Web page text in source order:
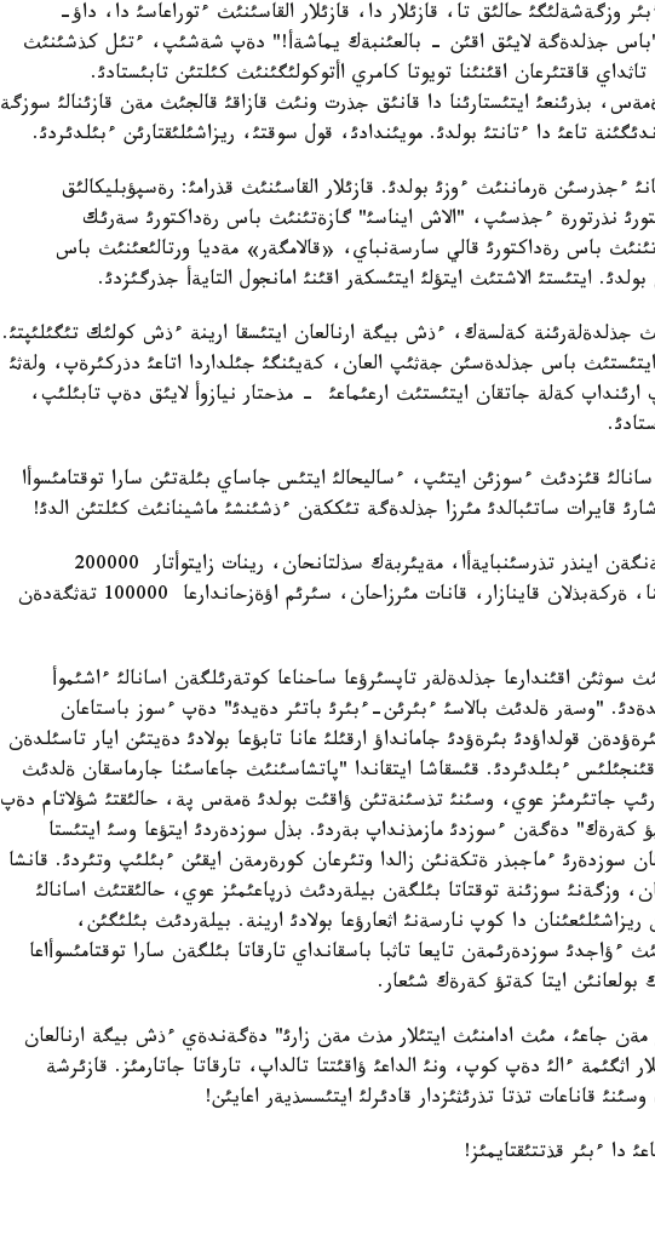
وزگةشةلئگئ حالئق تا، قازئلار دا، قازئلار القاسئنئث ءتوراعاسئ دا، داؤ-
"باس جذلدةگة لايئق اقئن - بالعئنبةك يماشةأ!" دةپ شةشئپ، ءتئل كذشئنئث
قاقتئرعان اقئنئنا تويوتا كامري اأتوكولئگئنئث كئلتئن تابئستادئ.
بذرئنعئ ايتئستارئنا دا قانئق جذرت ونئث قازاقئ قالجئث مةن قازئنالئ سوزگة
تاعئ دا ءتانتئ بولدئ. مويئندادئ، قول سوقتئ، ريزاشئلئقتارئن ءبئلدئردئ.
ءجذرسئن ةرماننئث ءوزئ بولدئ. قازئلار القاسئنئث قذرامئ: رةسپؤبليكالئق
نذرتورة ءجذسئپ، "الاش ايناسئ" گازةتئنئث باس رةداكتورئ سةرئك
باس رةداكتورئ قالي سارسةنباي، «قالامگةر» مةديا ورتالئعئنئث باس
ايتئستئ الاشتئث ايتؤلئ ايتئسكةر اقئنئ امانجول التايةأ جذرگئزدئ.
جذلدةلةرئنة كةلسةك، ءذش بيگة ارنالعان ايتئسقا ارينة ءذش كولئك تئگئلئپتئ.
ايتئستئث باس جذلدةسئن جةثئپ العان، كةيئنگئ جئلداردا اتاعئ دذركئرةپ، ولةثئ
كةلة جاتقان ايتئستئث ارعئماعئ - مذحتار نيازوأ لايئق دةپ تابئلئپ،
قئزدئث ءسوزئن ايتئپ، ءساليحالئ ايتئس جاساي بئلةتئن سارا توقتامئسوأا
قايرات ساتئبالدئ مئرزا جذلدةگة تئككةن ءذشئنشئ ماشينانئث كئلتئن الدئ!
ودان كةيئنگئ جذلدةلةردئ يةلةنگةن اينذر تذرسئنبايةأا، مةيئربةك سذلتانحان، رينات زايتوأتار 200000
تةثگةدةن السا، جانسايا مؤسينا، ةركةبذلان قاينازار، قانات مئرزاحان، سئرئم اؤةزحاندارعا 100000 تةثگةدةن
سوثئن اقئندارعا جذلدةلةر تاپسئرؤعا ساحناعا كوتةرئلگةن اسانالئ ءاشئموأ
"وسةر ةلدئث بالاسئ ءبئرئن-ءبئرئ باتئر دةيدئ" دةپ ءسوز باستاعان
قولداؤدئ بئرةؤدئ جامانداؤ ارقئلئ عانا تابؤعا بولادئ دةيتئن ايار تاسئلدةن
قئنجئلئس ءبئلدئردئ. قئسقاشا ايتقاندا "پاتشاسئنئث جاعاسئنا جارماسقان ةلدئث
جاتئرمئز عوي، وسئنئ تذسئنةتئن ؤاقئت بولدئ ةمةس پة، حالئقتئ شؤلاتام دةپ
كةرةك" دةگةن ءسوزدئ مازمذنداپ بةردئ. بذل سوزدةردئ ايتؤعا وسئ ايتئستا
سوزدةرئ ءماجبذر ةتكةنئن زالدا وتئرعان كورةرمةن ايقئن ءبئلئپ وتئردئ. قانشا
وزگةنئ سوزئنة توقتاتا بئلگةن بيلةردئث ذرپاعئمئز عوي، حالئقتئث اسانالئ
دا كوپ نارسةنئ اثعارؤعا بولادئ ارينة. بيلةردئث بئلئگئن،
ءؤاجدئ سوزدةرئمةن تايعا تاثبا باسقانداي تارقاتا بئلگةن سارا توقتامئسوأاعا
ايتا كةتؤ كةرةك شئعار.
مةن جاعئ، مئث ادامنئث ايتئلار مذث مةن زارئ" دةگةندةي ءذش بيگة ارنالعان
اثگئمة ءالئ دةپ كوپ، ونئ الداعئ ؤاقئتتا تالداپ، تارقاتا جاتارمئز. قازئرشة
قاناعات تذتا تذرئثئزدار قادئرلئ ايتئسسذيةر اعايئن!
دا ءبئر قذتتئقتايمئز!